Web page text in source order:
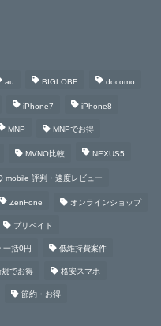
au BIGLOBE docomo
iPhone7 iPhone8
MNP MNPでお得
MVNO比較 NEXUS5
mobile 評判・速度レビュー
ZenFone オンラインショップ
プリペイド
一括0円 低維持費案件
規でお得 格安スマホ
節約・お得